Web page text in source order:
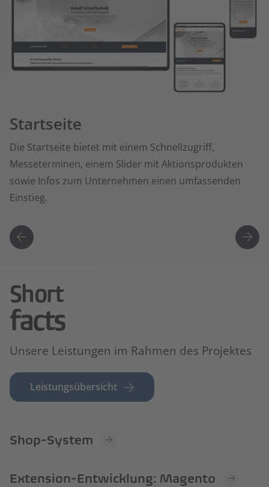
Startseite
Die Startseite bietet mit einem Schnellzugriff,
Messeterminen, einem Slider mit Aktionsprodukten
sowie Infos zum Unternehmen einen umfassenden
Einstieg.
rückwärts blättern
Short
facts
Unsere Leistungen im Rahmen des Projektes
Leistungsübersicht
Shop-System
Extension-Entwicklung: Magento